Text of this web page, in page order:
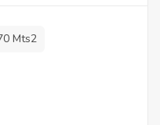
Mts2